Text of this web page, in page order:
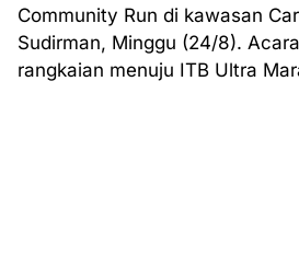
Community Run di kawasan
Sudirman, Minggu (24/8).
rangkaian menuju ITB Ultra